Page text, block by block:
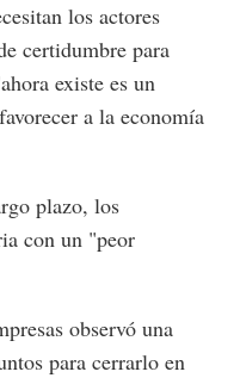
los actores
certidumbre para
existe es un
a la economía
plazo, los
con un "peor
observó una
para cerrarlo en